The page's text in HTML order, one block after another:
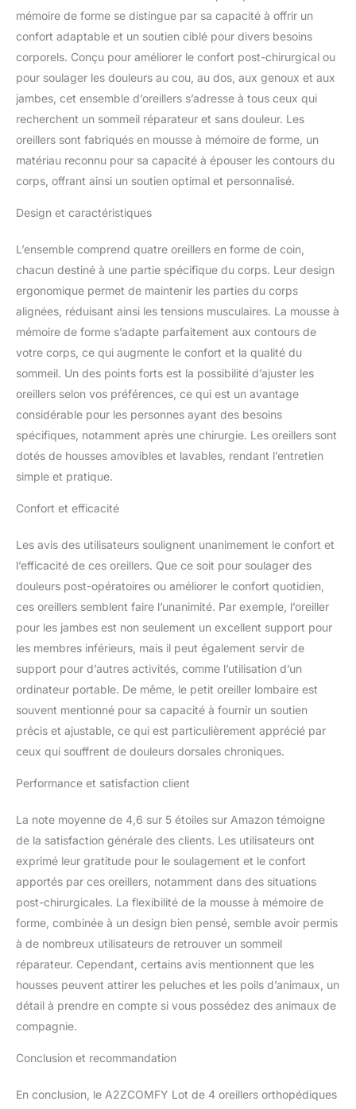
ronflements, etc. Ce
coussin de lit est
également idéal pour la
récupération post-
opératoire. MATÉRIAUX
DE HAUTE QUALITÉ :
utilise de la mousse à
mémoire de forme haute
densité pour plus de
confort et un soutien
un entretien quotidien
antidérapant empêche
les mouvements. Design
multifonction : le coussin
de corps est composé
ergonomiques qui
peuvent être combinées
de manière flexible dans
différentes formes pour
la vie quotidienne. Cet
ensemble de coussins
votre santé : si vous êtes
à la recherche d'articles
améliorer votre santé, le
coussin A2ZCOMFY 4
pièces sera un excellent
choix. Cet oreiller
peut aider à obtenir un
sommeil confortable.
Choisissez cet oreiller
favorisant la santé pour
quelqu'un que vous
aimez Conseils : le
coussin de lit est emballé
placer dans un
environnement bien
ventilé avant utilisation,
et attendre patiemment
pour qu'il s'élargisse
complètement. Le temps
d'expansion de l'oreiller
compensé varie en
l'environnement.
Remarque : il est
compensés contre la tête
l'utilisation.
mémoire de forme se distingue par sa capacité à offrir un
confort adaptable et un soutien ciblé pour divers besoins
corporels. Conçu pour améliorer le confort post-chirurgical ou
pour soulager les douleurs au cou, au dos, aux genoux et aux
jambes, cet ensemble d’oreillers s’adresse à tous ceux qui
recherchent un sommeil réparateur et sans douleur. Les
oreillers sont fabriqués en mousse à mémoire de forme, un
matériau reconnu pour sa capacité à épouser les contours du
corps, offrant ainsi un soutien optimal et personnalisé.
Design et caractéristiques
L’ensemble comprend quatre oreillers en forme de coin,
chacun destiné à une partie spécifique du corps. Leur design
ergonomique permet de maintenir les parties du corps
alignées, réduisant ainsi les tensions musculaires. La mousse à
mémoire de forme s’adapte parfaitement aux contours de
votre corps, ce qui augmente le confort et la qualité du
sommeil. Un des points forts est la possibilité d’ajuster les
oreillers selon vos préférences, ce qui est un avantage
considérable pour les personnes ayant des besoins
spécifiques, notamment après une chirurgie. Les oreillers sont
dotés de housses amovibles et lavables, rendant l’entretien
simple et pratique.
Confort et efficacité
Les avis des utilisateurs soulignent unanimement le confort et
l’efficacité de ces oreillers. Que ce soit pour soulager des
douleurs post-opératoires ou améliorer le confort quotidien,
ces oreillers semblent faire l’unanimité. Par exemple, l’oreiller
pour les jambes est non seulement un excellent support pour
les membres inférieurs, mais il peut également servir de
support pour d’autres activités, comme l’utilisation d’un
ordinateur portable. De même, le petit oreiller lombaire est
souvent mentionné pour sa capacité à fournir un soutien
précis et ajustable, ce qui est particulièrement apprécié par
ceux qui souffrent de douleurs dorsales chroniques.
Performance et satisfaction client
La note moyenne de 4,6 sur 5 étoiles sur Amazon témoigne
de la satisfaction générale des clients. Les utilisateurs ont
exprimé leur gratitude pour le soulagement et le confort
apportés par ces oreillers, notamment dans des situations
post-chirurgicales. La flexibilité de la mousse à mémoire de
forme, combinée à un design bien pensé, semble avoir permis
à de nombreux utilisateurs de retrouver un sommeil
réparateur. Cependant, certains avis mentionnent que les
housses peuvent attirer les peluches et les poils d’animaux, un
détail à prendre en compte si vous possédez des animaux de
compagnie.
Conclusion et recommandation
En conclusion, le A2ZCOMFY Lot de 4 oreillers orthopédiques